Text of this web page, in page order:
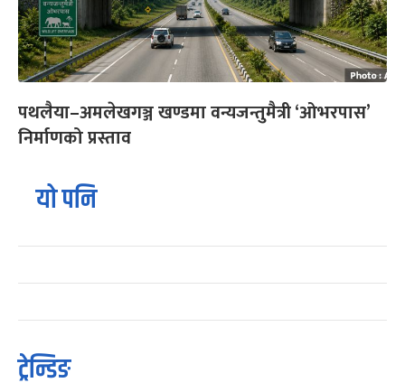
पथलैया–अमलेखगञ्ज खण्डमा वन्यजन्तुमैत्री ‘ओभरपास’
निर्माणको प्रस्ताव
यो पनि
ट्रेन्डिङ